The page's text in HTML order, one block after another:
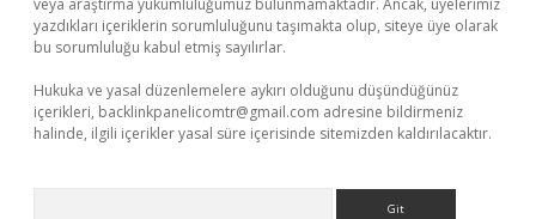
veya araştırma yükümlülüğümüz bulunmamaktadır. Ancak, üyelerimiz
yazdıkları içeriklerin sorumluluğunu taşımakta olup, siteye üye olarak
bu sorumluluğu kabul etmiş sayılırlar.
Hukuka ve yasal düzenlemelere aykırı olduğunu düşündüğünüz
içerikleri, backlinkpanelicomtr@gmail.com adresine bildirmeniz
halinde, ilgili içerikler yasal süre içerisinde sitemizden kaldırılacaktır.